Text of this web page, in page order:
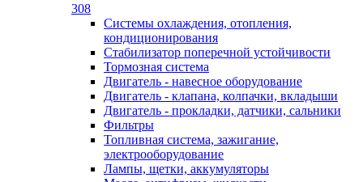
308
Системы охлаждения, отопления,
кондиционирования
Стабилизатор поперечной устойчивости
Тормозная система
Двигатель - навесное оборудование
Двигатель - клапана, колпачки, вкладыши
Двигатель - прокладки, датчики, сальники
Фильтры
Топливная система, зажигание,
электрооборудование
Лампы, щетки, аккумуляторы